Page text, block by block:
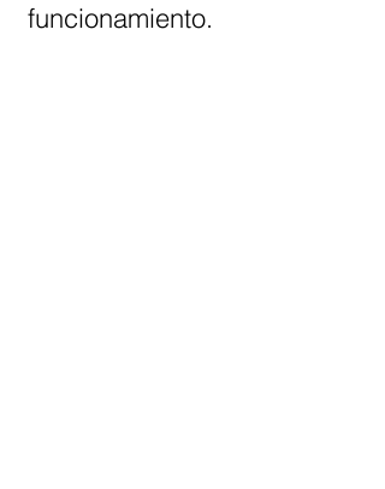
funcionamiento.